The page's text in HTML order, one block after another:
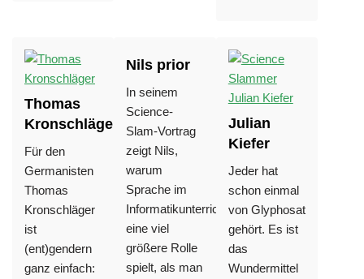
Thomas
Kronschläger
Für den
Germanisten
Thomas
Kronschläger
ist
(ent)gendern
ganz einfach:
Nils prior
In seinem
Science-
Slam-Vortrag
zeigt Nils,
warum
Sprache im
Informatikunterricht
eine viel
größere Rolle
spielt, als man
Julian
Kiefer
Jeder hat
schon einmal
von Glyphosat
gehört. Es ist
das
Wundermittel